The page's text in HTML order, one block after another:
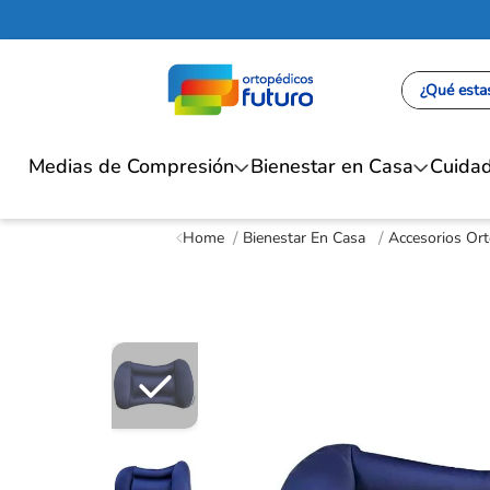
¿Qué
Medias de Compresión Bienestar en Casa
Bienestar En Casa Accesorios